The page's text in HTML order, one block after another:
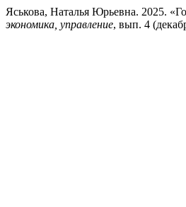
Яськова, Наталья Юрьевна. 2025.
экономика, управление, вып. 4